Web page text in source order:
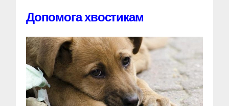
Допомога хвостикам